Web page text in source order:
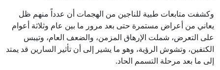
وكشفت متابعات طبية للناجين من الهجمات أن عدداً منهم ظل
يعاني من أعراض مستمرة حتى بعد مرور ما بين عام وثلاثة أعوام
على التعرض، شملت الإرهاق المزمن، والضعف العام، وتيبس
الكتفين، وتشوش الرؤية، وهو ما يشير إلى أن تأثير السارين قد يمتد
إلى ما بعد مرحلة التسمم الحاد.